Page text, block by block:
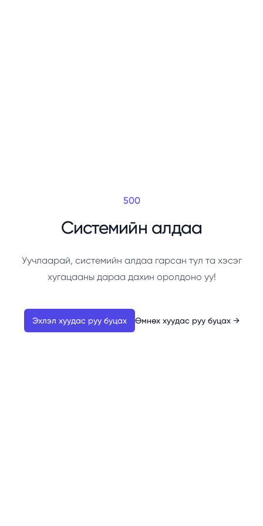
500
Системийн алдаа
Уучлаарай, системийн алдаа гарсан тул та хэсэг
хугацааны дараа дахин оролдоно уу!
Эхлэл хуудас руу буцах Өмнөх хуудас руу буцах →